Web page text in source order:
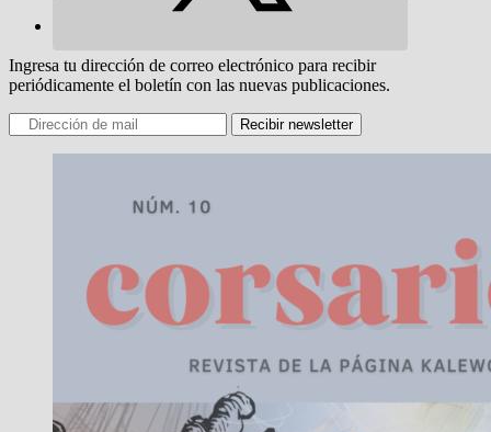
Ingresa tu dirección de correo electrónico para recibir
periódicamente el boletín con las nuevas publicaciones.
Recibir newsletter